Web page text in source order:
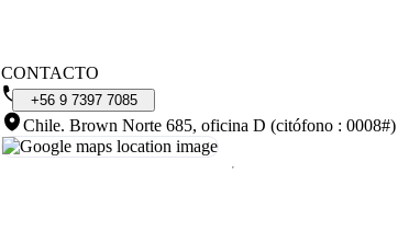
CONTACTO
+56 9 7397 7085
Chile. Brown Norte 685, oficina D (citófono : 0008#)